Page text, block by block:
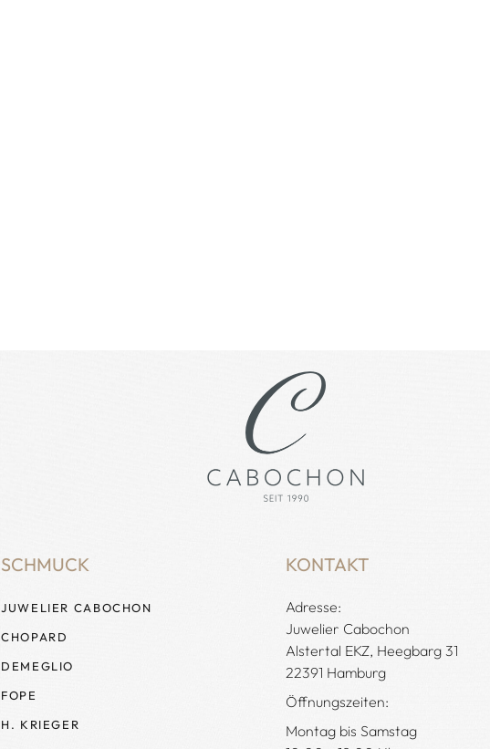
SCHMUCK
JUWELIER CABOCHON
CHOPARD
DEMEGLIO
FOPE
H. KRIEGER
KONTAKT
Adresse:
Juwelier Cabochon
Alstertal EKZ, Heegbarg 31
22391 Hamburg
Öffnungszeiten:
Montag bis Samstag